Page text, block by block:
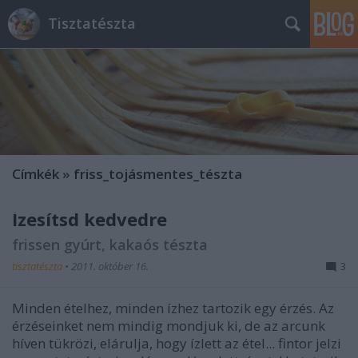
Tisztatészta
Címkék » friss_tojásmentes_tészta
Ízesítsd kedvedre
frissen gyúrt, kakaós tészta
tisztatészta • 2011. október 16. 3
Minden ételhez, minden ízhez tartozik egy érzés. Az
érzéseinket nem mindig mondjuk ki, de az arcunk
híven tükrözi, elárulja, hogy ízlett az étel... fintor jelzi